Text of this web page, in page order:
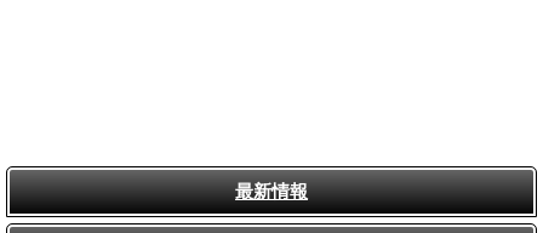
最新情報